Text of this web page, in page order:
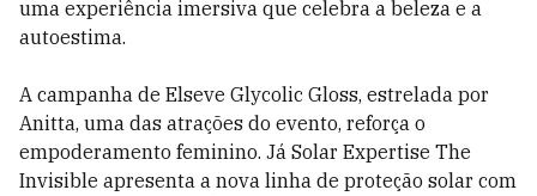
uma experiência imersiva que celebra a beleza e a
autoestima.
A campanha de Elseve Glycolic Gloss, estrelada por
Anitta, uma das atrações do evento, reforça o
empoderamento feminino. Já Solar Expertise The
Invisible apresenta a nova linha de proteção solar com